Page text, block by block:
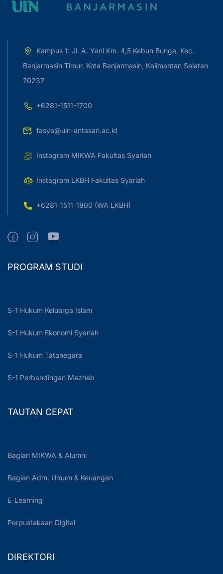
Kampus 1: Jl. A. Yani Km. 4,5 Kebun Bunga, Kec.
Banjarmasin Timur, Kota Banjarmasin, Kalimantan Selatan
70237
+6281-1511-1700
fasya@uin-antasari.ac.id
Instagram MIKWA Fakultas Syariah
Instagram LKBH Fakultas Syariah
+6281-1511-1800 (WA LKBH)
PROGRAM STUDI
S-1 Hukum Keluarga Islam
S-1 Hukum Ekonomi Syariah
S-1 Hukum Tatanegara
S-1 Perbandingan Mazhab
TAUTAN CEPAT
Bagian MIKWA & Alumni
Bagian Adm. Umum & Keuangan
E-Learning
Perpustakaan Digital
DIREKTORI